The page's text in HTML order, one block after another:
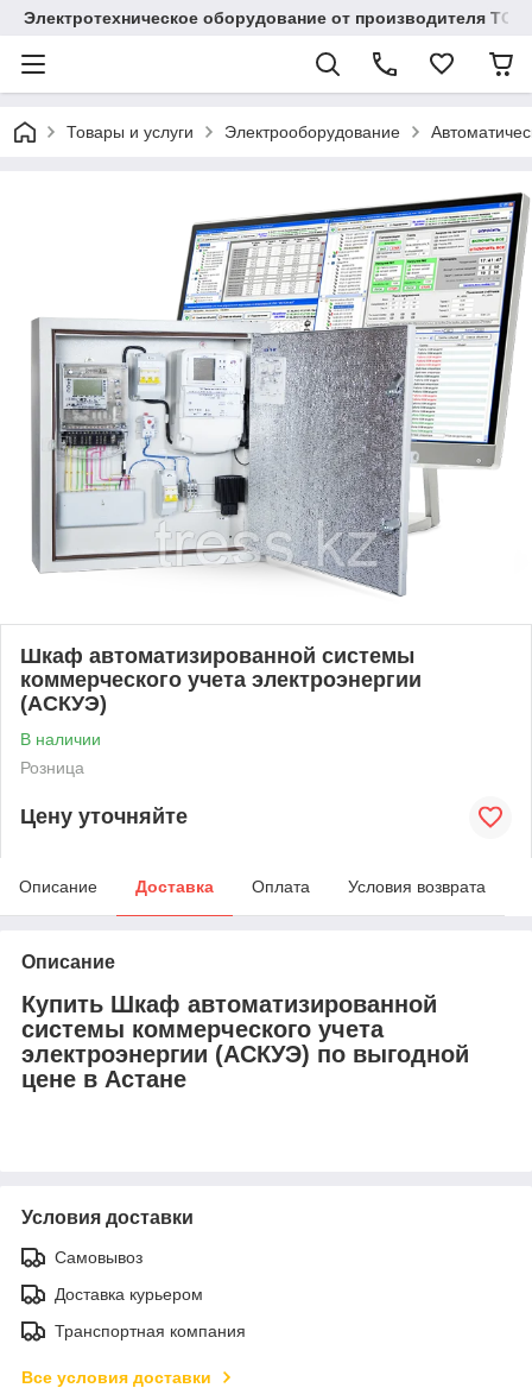
Электротехническое оборудование от производителя TOO
Товары и услуги Электрооборудование
Шкаф автоматизированной системы
коммерческого учета электроэнергии
(АСКУЭ)
В наличии
Розница
Цену уточняйте
Описание Доставка Оплата Условия возврата
Описание
Купить Шкаф автоматизированной
системы коммерческого учета
электроэнергии (АСКУЭ) по выгодной
цене в Астане
Условия доставки
Самовывоз
Доставка курьером
Транспортная компания
Все условия доставки